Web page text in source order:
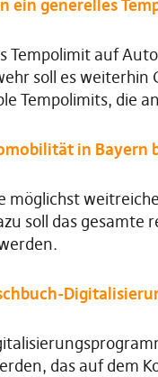
ein generelles
Tempolimit auf
soll es weiterhin
Tempolimits, die
in Bayern
möglichst
soll das gesamte
das auf dem